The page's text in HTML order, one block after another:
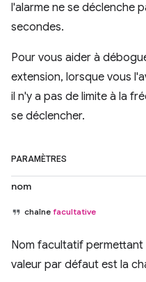
l'alarme ne se déclenche
secondes.
Pour vous aider à
extension, lorsque vous
il n'y a pas de limite à la
se déclencher.
PARAMÈTRES
nom
chaîne facultative
Nom facultatif
valeur par défaut est la